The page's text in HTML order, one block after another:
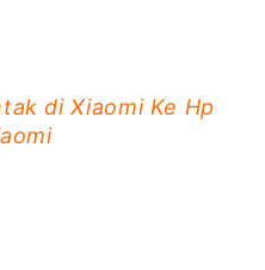
di Xiaomi Ke Hp